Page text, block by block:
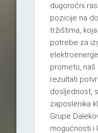
dugoročni
pozicije na
tržištima,
potrebe za
prometu, naš
rezultati
dosljednost,
zaposlenika
Grupe
mogućnosti i